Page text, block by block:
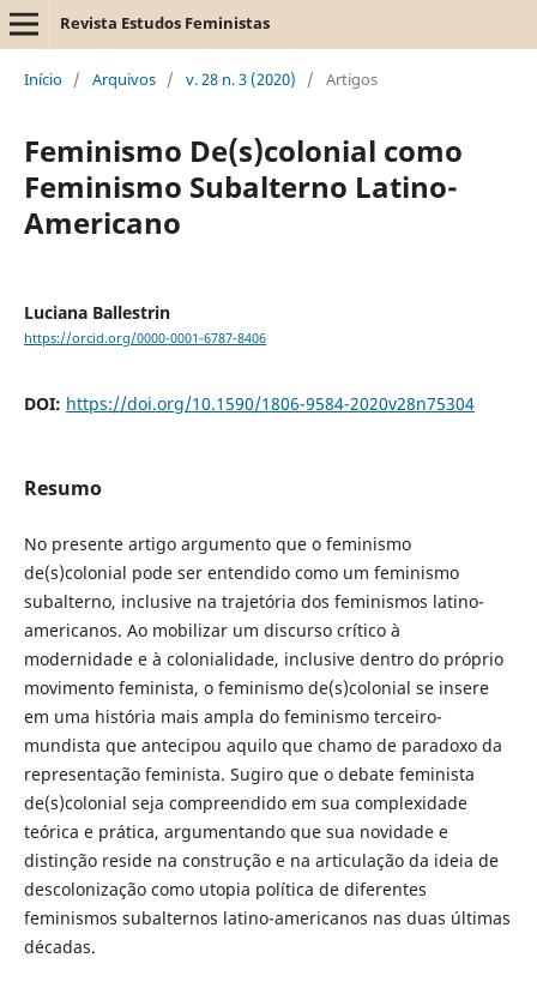
Revista Estudos Feministas
Início / Arquivos / v. 28 n. 3 (2020) / Artigos
Feminismo De(s)colonial como
Feminismo Subalterno Latino-
Americano
Luciana Ballestrin
https://orcid.org/0000-0001-6787-8406
DOI: https://doi.org/10.1590/1806-9584-2020v28n75304
Resumo
No presente artigo argumento que o feminismo
de(s)colonial pode ser entendido como um feminismo
subalterno, inclusive na trajetória dos feminismos latino-
americanos. Ao mobilizar um discurso crítico à
modernidade e à colonialidade, inclusive dentro do próprio
movimento feminista, o feminismo de(s)colonial se insere
em uma história mais ampla do feminismo terceiro-
mundista que antecipou aquilo que chamo de paradoxo da
representação feminista. Sugiro que o debate feminista
de(s)colonial seja compreendido em sua complexidade
teórica e prática, argumentando que sua novidade e
distinção reside na construção e na articulação da ideia de
descolonização como utopia política de diferentes
feminismos subalternos latino-americanos nas duas últimas
décadas.